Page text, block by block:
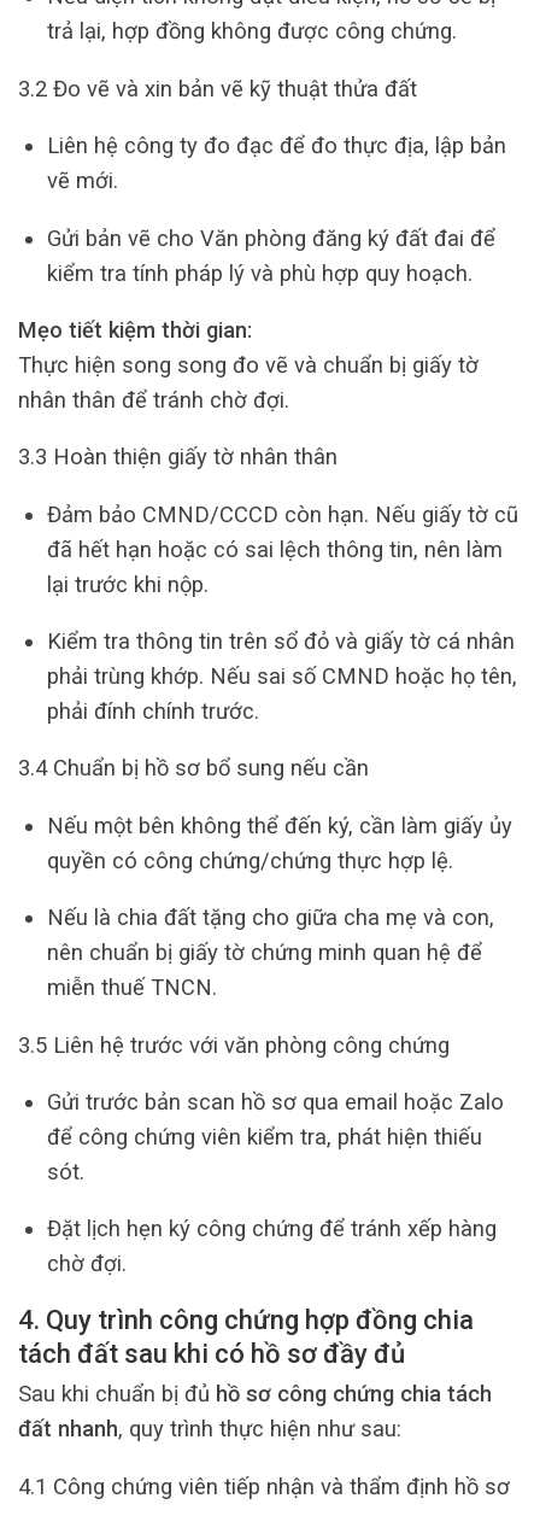
trả lại, hợp đồng không được công chứng.
3.2 Đo vẽ và xin bản vẽ kỹ thuật thửa đất
Liên hệ công ty đo đạc để đo thực địa, lập bản
vẽ mới.
Gửi bản vẽ cho Văn phòng đăng ký đất đai để
kiểm tra tính pháp lý và phù hợp quy hoạch.
Mẹo tiết kiệm thời gian:
Thực hiện song song đo vẽ và chuẩn bị giấy tờ
nhân thân để tránh chờ đợi.
3.3 Hoàn thiện giấy tờ nhân thân
Đảm bảo CMND/CCCD còn hạn. Nếu giấy tờ cũ
đã hết hạn hoặc có sai lệch thông tin, nên làm
lại trước khi nộp.
Kiểm tra thông tin trên sổ đỏ và giấy tờ cá nhân
phải trùng khớp. Nếu sai số CMND hoặc họ tên,
phải đính chính trước.
3.4 Chuẩn bị hồ sơ bổ sung nếu cần
Nếu một bên không thể đến ký, cần làm giấy ủy
quyền có công chứng/chứng thực hợp lệ.
Nếu là chia đất tặng cho giữa cha mẹ và con,
nên chuẩn bị giấy tờ chứng minh quan hệ để
miễn thuế TNCN.
3.5 Liên hệ trước với văn phòng công chứng
Gửi trước bản scan hồ sơ qua email hoặc Zalo
để công chứng viên kiểm tra, phát hiện thiếu
sót.
Đặt lịch hẹn ký công chứng để tránh xếp hàng
chờ đợi.
4. Quy trình công chứng hợp đồng chia
tách đất sau khi có hồ sơ đầy đủ
Sau khi chuẩn bị đủ hồ sơ công chứng chia tách
đất nhanh, quy trình thực hiện như sau:
4.1 Công chứng viên tiếp nhận và thẩm định hồ sơ